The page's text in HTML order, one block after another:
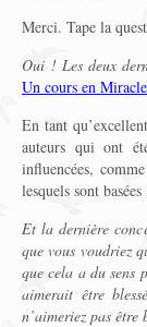
Merci. Tape la
Oui ! Les deux
Un cours en
En tant
auteurs qui ont
influencées,
lesquels sont
Et la dernière
que vous voudriez
que cela a du sens
aimerait être
n’aimeriez pas